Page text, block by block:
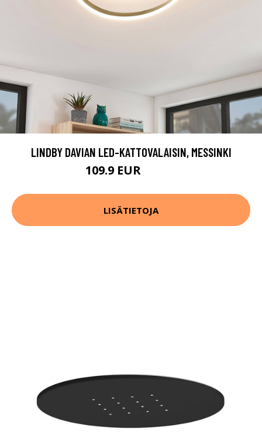
LINDBY DAVIAN LED-KATTOVALAISIN, MESSINKI
109.9 EUR
LISÄTIETOJA